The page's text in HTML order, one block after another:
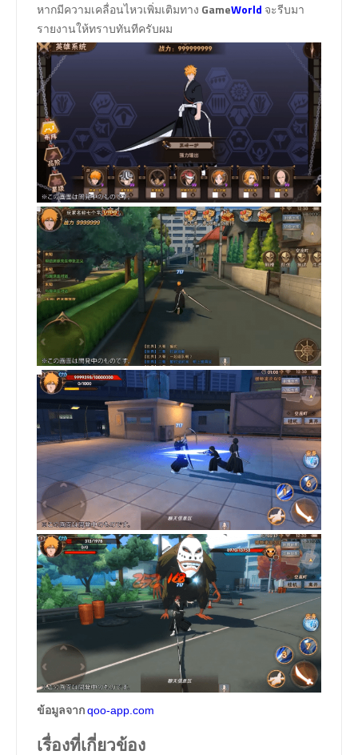
หากมีความเคลื่อนไหวเพิ่มเติมทาง GameWorld จะรีบมา
รายงานให้ทราบทันทีครับผม
ข้อมูลจากqoo-app.com
เรื่องที่เกี่ยวข้อง